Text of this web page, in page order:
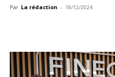
Par La rédaction - 18/12/2024